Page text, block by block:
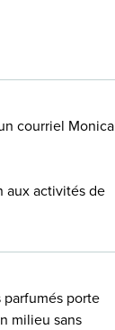
courriel Monica
aux activités de
parfumés porte
milieu sans